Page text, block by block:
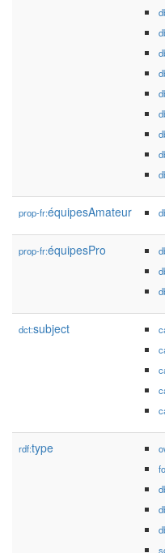
prop-fr:équipesAmateur
prop-fr:équipesPro
dct:subject
rdf:type